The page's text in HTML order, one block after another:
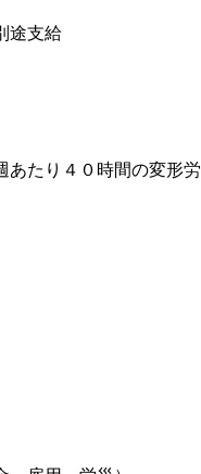
途支給
あたり４０時間の変形労